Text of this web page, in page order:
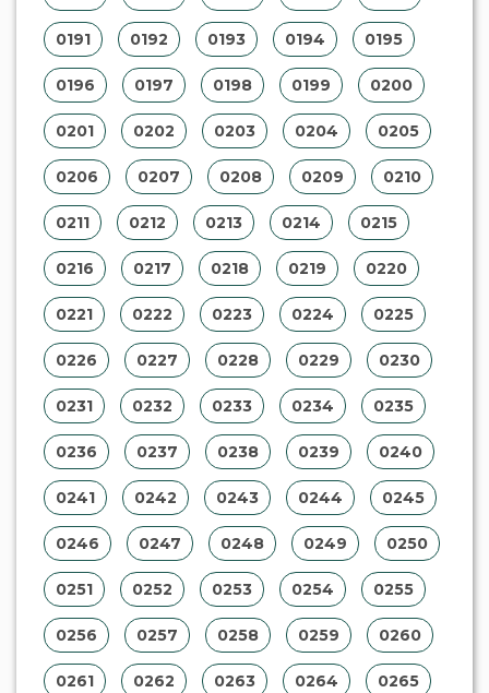
0191 0192 0193 0194 0195
0196 0197 0198 0199 0200
0201 0202 0203 0204 0205
0206 0207 0208 0209 0210
0211 0212 0213 0214 0215
0216 0217 0218 0219 0220
0221 0222 0223 0224 0225
0226 0227 0228 0229 0230
0231 0232 0233 0234 0235
0236 0237 0238 0239 0240
0241 0242 0243 0244 0245
0246 0247 0248 0249 0250
0251 0252 0253 0254 0255
0256 0257 0258 0259 0260
0261 0262 0263 0264 0265